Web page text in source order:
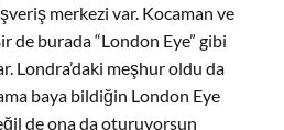
merkezi var. Kocaman ve
de burada “London Eye” gibi
Londra’daki meşhur oldu da
baya bildiğin London Eye
de ona da oturuyorsun